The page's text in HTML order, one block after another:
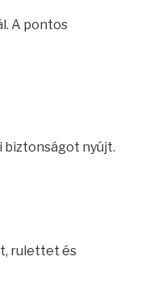
A pontos
biztonságot nyújt.
rulettet és